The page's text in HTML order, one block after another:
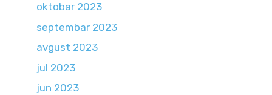
oktobar 2023
septembar 2023
avgust 2023
jul 2023
jun 2023